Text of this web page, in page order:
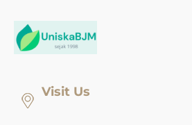
content
Visit Us